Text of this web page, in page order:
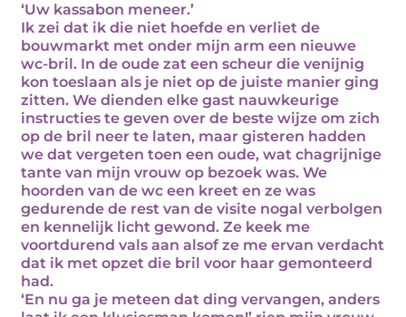
‘Uw kassabon meneer.’
Ik zei dat ik die niet hoefde en verliet de
bouwmarkt met onder mijn arm een nieuwe
wc-bril. In de oude zat een scheur die venijnig
kon toeslaan als je niet op de juiste manier ging
zitten. We dienden elke gast nauwkeurige
instructies te geven over de beste wijze om zich
op de bril neer te laten, maar gisteren hadden
we dat vergeten toen een oude, wat chagrijnige
tante van mijn vrouw op bezoek was. We
hoorden van de wc een kreet en ze was
gedurende de rest van de visite nogal verbolgen
en kennelijk licht gewond. Ze keek me
voortdurend vals aan alsof ze me ervan verdacht
dat ik met opzet die bril voor haar gemonteerd
had.
‘En nu ga je meteen dat ding vervangen, anders